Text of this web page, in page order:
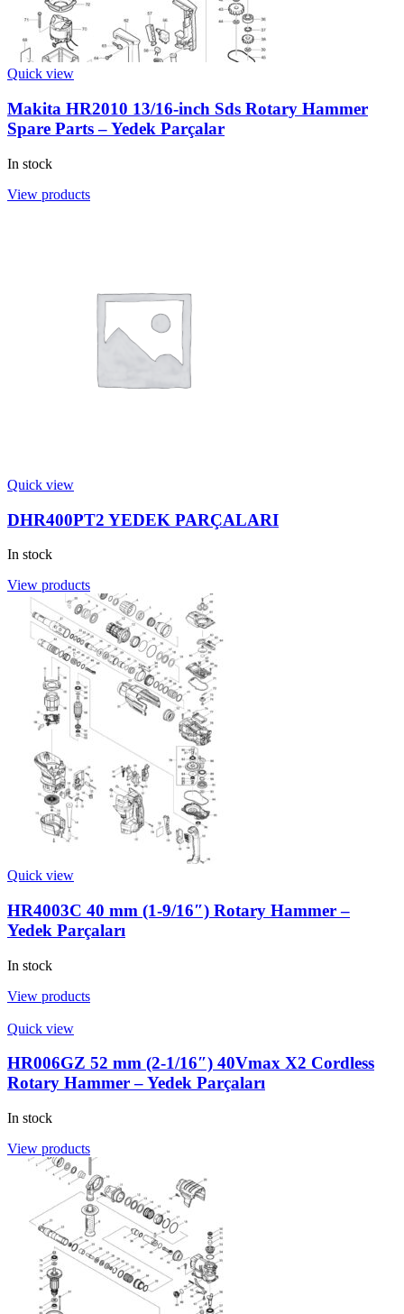
Quick view
Makita HR2010 13/16-inch Sds Rotary Hammer
Spare Parts – Yedek Parçalar
In stock
View products
Quick view
DHR400PT2 YEDEK PARÇALARI
In stock
View products
Quick view
HR4003C 40 mm (1-9/16″) Rotary Hammer –
Yedek Parçaları
In stock
View products
Quick view
HR006GZ 52 mm (2-1/16″) 40Vmax X2 Cordless
Rotary Hammer – Yedek Parçaları
In stock
View products